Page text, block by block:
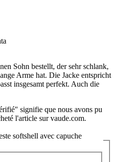
Sohn bestellt, der sehr schlank,
Arme hat. Die Jacke entspricht
insgesamt perfekt. Auch die
signifie que nous avons pu
l'article sur vaude.com.
softshell avec capuche